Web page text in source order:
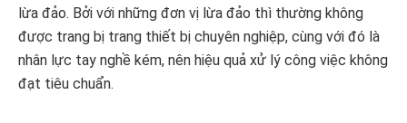
lừa đảo. Bởi với những đơn vị lừa đảo thì thường không
được trang bị trang thiết bị chuyên nghiệp, cùng với đó là
nhân lực tay nghề kém, nên hiệu quả xử lý công việc không
đạt tiêu chuẩn.